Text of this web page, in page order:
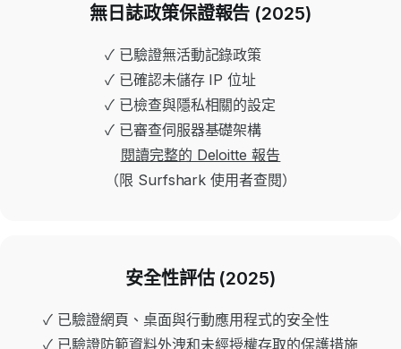
無日誌政策保證報告 (2025)
✓ 已驗證無活動記錄政策
✓ 已確認未儲存 IP 位址
✓ 已檢查與隱私相關的設定
✓ 已審查伺服器基礎架構
閱讀完整的 Deloitte 報告
（限 Surfshark 使用者查閱）
安全性評估 (2025)
✓ 已驗證網頁、桌面與行動應用程式的安全性
✓ 已驗證防範資料外洩和未經授權存取的保護措施